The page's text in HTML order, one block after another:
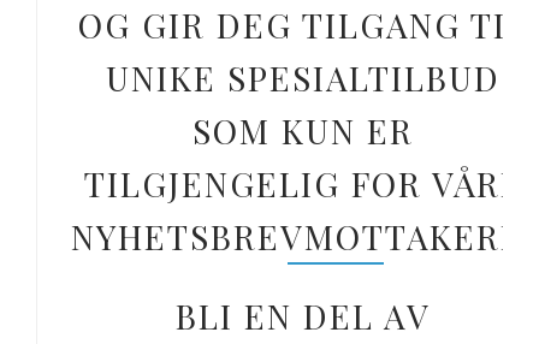
OG GIR DEG TILGANG TIL
UNIKE SPESIALTILBUD
SOM KUN ER
TILGJENGELIG FOR VÅRE
NYHETSBREVMOTTAKERE.
BLI EN DEL AV